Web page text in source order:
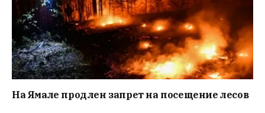
На Ямале продлен запрет на посещение лесов